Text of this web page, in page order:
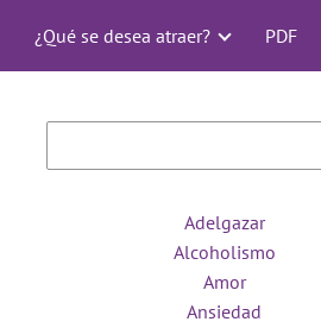
¿Qué se desea atraer? PDF
Adelgazar
Alcoholismo
Amor
Ansiedad